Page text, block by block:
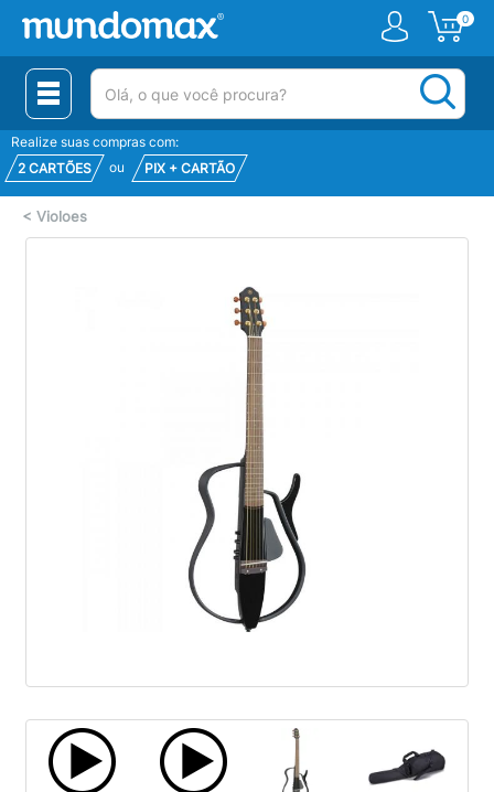
0
(pesquisar)
Realize suas compras com:
2 CARTÕES
ou PIX + CARTÃO
< Violoes